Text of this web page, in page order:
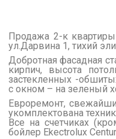
Продажа 2-к
ул.Дарвина 1, тихий
Добротная фасадная
кирпич, высота
застекленных -
с окном – на зеленый
Евроремонт,
укомплектована
Все на счетчиках
бойлер Ekectrolux